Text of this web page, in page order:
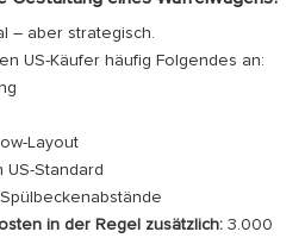
– aber strategisch.
US-Käufer häufig Folgendes an:
Layout
US-Standard
in der Regel zusätzlich: 3.000